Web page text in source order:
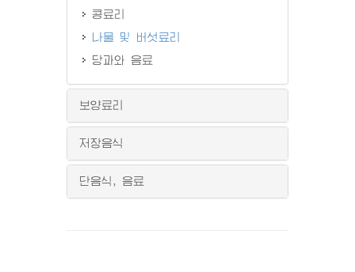
콩료리
나물 및 버섯료리
당과와 음료
보양료리
저장음식
단음식, 음료